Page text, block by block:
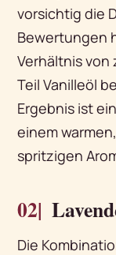
vorsichtig die
Bewertungen
Verhältnis von
Teil Vanilleöl
Ergebnis ist
einem
spritzigen
02|
Die